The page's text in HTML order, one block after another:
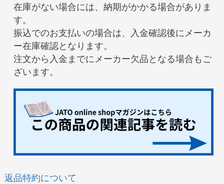
在庫がない場合には、納期がかかる場合がありま
す。
振込でのお支払いの場合は、入金確認後にメーカ
ー在庫確認となります。
注文から入金までにメーカー欠品となる場合もご
ざいます。
返品特約について